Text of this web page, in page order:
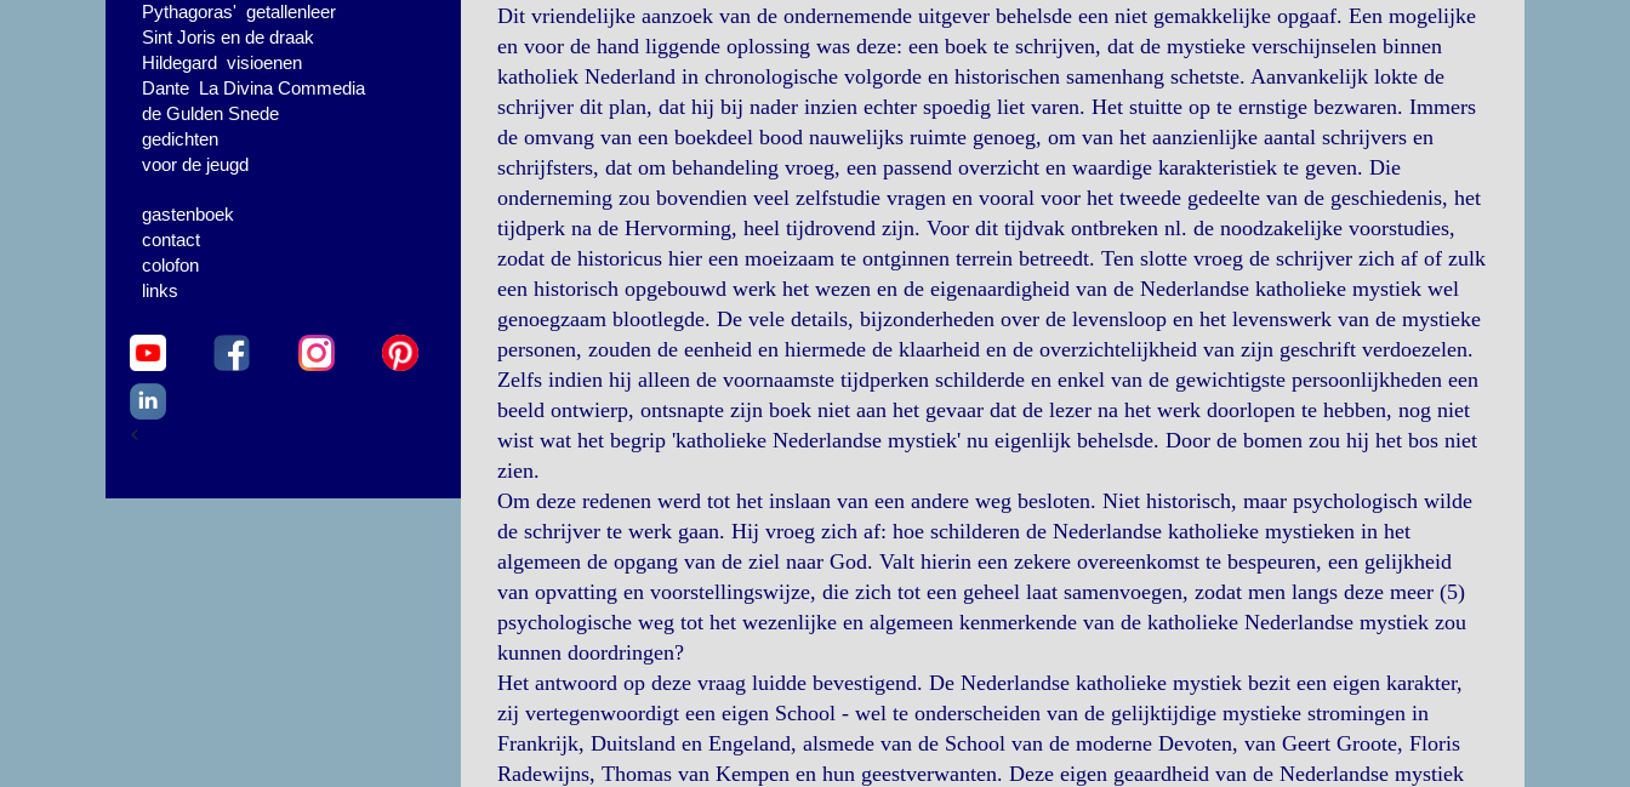
Pythagoras' getallenleer
Sint Joris en de draak
Hildegard visioenen
Dante La Divina Commedia
de Gulden Snede
gedichten
voor de jeugd
gastenboek
contact
colofon
links
<
Dit vriendelijke aanzoek van de ondernemende uitgever behelsde een niet gemakkelijke opgaaf. Een mogelijke
en voor de hand liggende oplossing was deze: een boek te schrijven, dat de mystieke verschijnselen binnen
katholiek Nederland in chronologische volgorde en historischen samenhang schetste. Aanvankelijk lokte de
schrijver dit plan, dat hij bij nader inzien echter spoedig liet varen. Het stuitte op te ernstige bezwaren. Immers
de omvang van een boekdeel bood nauwelijks ruimte genoeg, om van het aanzienlijke aantal schrijvers en
schrijfsters, dat om behandeling vroeg, een passend overzicht en waardige karakteristiek te geven. Die
onderneming zou bovendien veel zelfstudie vragen en vooral voor het tweede gedeelte van de geschiedenis, het
tijdperk na de Hervorming, heel tijdrovend zijn. Voor dit tijdvak ontbreken nl. de noodzakelijke voorstudies,
zodat de historicus hier een moeizaam te ontginnen terrein betreedt. Ten slotte vroeg de schrijver zich af of zulk
een historisch opgebouwd werk het wezen en de eigenaardigheid van de Nederlandse katholieke mystiek wel
genoegzaam blootlegde. De vele details, bijzonderheden over de levensloop en het levenswerk van de mystieke
personen, zouden de eenheid en hiermede de klaarheid en de overzichtelijkheid van zijn geschrift verdoezelen.
Zelfs indien hij alleen de voornaamste tijdperken schilderde en enkel van de gewichtigste persoonlijkheden een
beeld ontwierp, ontsnapte zijn boek niet aan het gevaar dat de lezer na het werk doorlopen te hebben, nog niet
wist wat het begrip 'katholieke Nederlandse mystiek' nu eigenlijk behelsde. Door de bomen zou hij het bos niet
zien.
Om deze redenen werd tot het inslaan van een andere weg besloten. Niet historisch, maar psychologisch wilde
de schrijver te werk gaan. Hij vroeg zich af: hoe schilderen de Nederlandse katholieke mystieken in het
algemeen de opgang van de ziel naar God. Valt hierin een zekere overeenkomst te bespeuren, een gelijkheid
van opvatting en voorstellingswijze, die zich tot een geheel laat samenvoegen, zodat men langs deze meer (5)
psychologische weg tot het wezenlijke en algemeen kenmerkende van de katholieke Nederlandse mystiek zou
kunnen doordringen?
Het antwoord op deze vraag luidde bevestigend. De Nederlandse katholieke mystiek bezit een eigen karakter,
zij vertegenwoordigt een eigen School - wel te onderscheiden van de gelijktijdige mystieke stromingen in
Frankrijk, Duitsland en Engeland, alsmede van de School van de moderne Devoten, van Geert Groote, Floris
Radewijns, Thomas van Kempen en hun geestverwanten. Deze eigen geaardheid van de Nederlandse mystiek